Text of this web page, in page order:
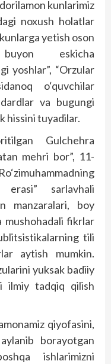
kunlarimiz
noxush holatlar
yetish oson
buyon eskicha
yoshlar”, “Orzular
o‘quvchilar
va bugungi
hissini tuyadilar.
Gulchehra
mehri bor”, 11-
erasi” sarlavhali
manzaralari, boy
mushohadali fikrlar
tili
aytish mumkin.
yuksak badiiy
ilmiy tadqiq qilish
qiyofasini,
borayotgan
ishlarimizni